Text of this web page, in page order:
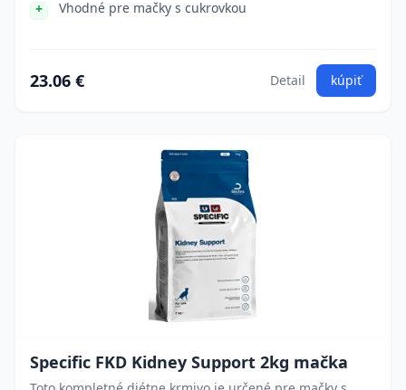
Vhodné pre mačky s cukrovkou
23.06 € Detail kúpiť
Specific FKD Kidney Support 2kg mačka